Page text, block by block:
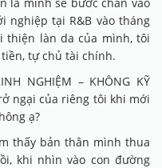
nghiệp tại R&B vào tháng
thiện làn da của mình, tôi
tự chủ tài chính.
NGHIỆM – KHÔNG KỸ
ngại của riêng tôi khi mới
ạ?
thấy bản thân mình thua
khi nhìn vào con đường